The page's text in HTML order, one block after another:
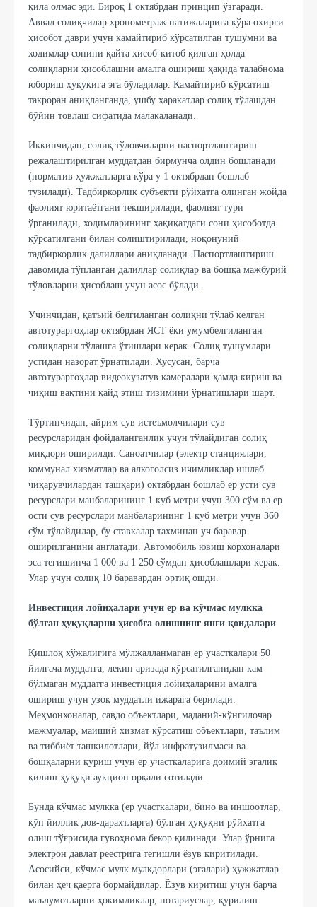
қила олмас эди. Бироқ 1 октябрдан принцип ўзгаради.
Аввал солиқчилар хронометраж натижаларига кўра охирги
ҳисобот даври учун камайтириб кўрсатилган тушумни ва
ходимлар сонини қайта ҳисоб-китоб қилган ҳолда
солиқларни ҳисоблашни амалга ошириш ҳақида талабнома
юбориш ҳуқуқига эга бўладилар. Камайтириб кўрсатиш
такроран аниқланганда, ушбу ҳаракатлар солиқ тўлашдан
бўйин товлаш сифатида малакаланади.
Иккинчидан, солиқ тўловчиларни паспортлаштириш
режалаштирилган муддатдан бирмунча олдин бошланади
(норматив ҳужжатларга кўра у 1 октябрдан бошлаб
тузилади). Тадбиркорлик субъекти рўйхатга олинган жойда
фаолият юритаётгани текширилади, фаолият тури
ўрганилади, ходимларининг ҳақиқатдаги сони ҳисоботда
кўрсатилгани билан солиштирилади, ноқонуний
тадбиркорлик далиллари аниқланади. Паспортлаштириш
давомида тўпланган далиллар солиқлар ва бошқа мажбурий
тўловларни ҳисоблаш учун асос бўлади.
Учинчидан, қатъий белгиланган солиқни тўлаб келган
автотураргоҳлар октябрдан ЯСТ ёки умумбелгиланган
солиқларни тўлашга ўтишлари керак. Солиқ тушумлари
устидан назорат ўрнатилади. Хусусан, барча
автотураргоҳлар видеокузатув камералари ҳамда кириш ва
чиқиш вақтини қайд этиш тизимини ўрнатишлари шарт.
Тўртинчидан, айрим сув истеъмолчилари сув
ресурсларидан фойдаланганлик учун тўлайдиган солиқ
миқдори оширилди. Саноатчилар (электр станциялари,
коммунал хизматлар ва алкоголсиз ичимликлар ишлаб
чиқарувчилардан ташқари) октябрдан бошлаб ер усти сув
ресурслари манбаларининг 1 куб метри учун 300 сўм ва ер
ости сув ресурслари манбаларининг 1 куб метри учун 360
сўм тўлайдилар, бу ставкалар тахминан уч баравар
оширилганини англатади. Автомобиль ювиш корхоналари
эса тегишинча 1 000 ва 1 250 сўмдан ҳисоблашлари керак.
Улар учун солиқ 10 баравардан ортиқ ошди.
Инвестиция лойиҳалари учун ер ва кўчмас мулкка
бўлган ҳуқуқларни ҳисобга олишнинг янги қоидалари
Қишлоқ хўжалигига мўлжалланмаган ер участкалари 50
йилгача муддатга, лекин аризада кўрсатилганидан кам
бўлмаган муддатга инвестиция лойиҳаларини амалга
ошириш учун узоқ муддатли ижарага берилади.
Меҳмонхоналар, савдо объектлари, маданий-кўнгилочар
мажмуалар, маиший хизмат кўрсатиш объектлари, таълим
ва тиббиёт ташкилотлари, йўл инфратузилмаси ва
бошқаларни қуриш учун ер участкаларига доимий эгалик
қилиш ҳуқуқи аукцион орқали сотилади.
Бунда кўчмас мулкка (ер участкалари, бино ва иншоотлар,
кўп йиллик дов-дарахтларга) бўлган ҳуқуқни рўйхатга
олиш тўғрисида гувоҳнома бекор қилинади. Улар ўрнига
электрон давлат реестрига тегишли ёзув киритилади.
Асосийси, кўчмас мулк мулкдорлари (эгалари) ҳужжатлар
билан ҳеч қаерга бормайдилар. Ёзув киритиш учун барча
маълумотларни ҳокимликлар, нотариуслар, қурилиш